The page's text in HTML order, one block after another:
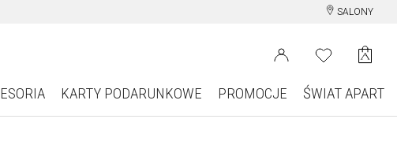
SALONY
KARTY PODARUNKOWE PROMOCJE ŚWIAT APART